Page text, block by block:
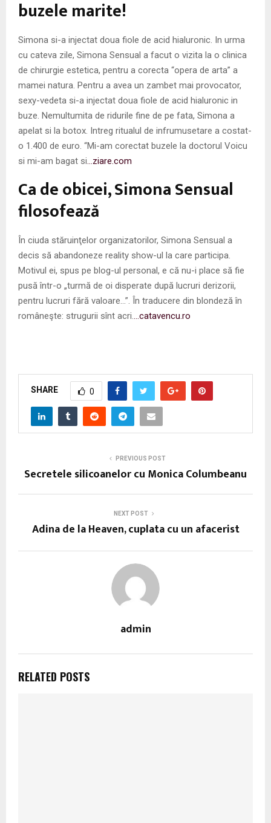
E
N
U
buzele marite!
Simona si-a injectat doua fiole de acid hialuronic. In urma
cu cateva zile, Simona Sensual a facut o vizita la o clinica
de chirurgie estetica, pentru a corecta “opera de arta” a
mamei natura. Pentru a avea un zambet mai provocator,
sexy-vedeta si-a injectat doua fiole de acid hialuronic in
buze. Nemultumita de ridurile fine de pe fata, Simona a
apelat si la botox. Intreg ritualul de infrumusetare a costat-
o 1.400 de euro. “Mi-am corectat buzele la doctorul Voicu
si mi-am bagat si …ziare.com
Ca de obicei, Simona Sensual
filosofează
În ciuda stăruinţelor organizatorilor, Simona Sensual a
decis să abandoneze reality show-ul la care participa.
Motivul ei, spus pe blog-ul personal, e că nu-i place să fie
pusă într-o „turmă de oi disperate după lucruri derizorii,
pentru lucruri fără valoare…”. În traducere din blondeză în
româneşte: strugurii sînt acri.
…catavencu.ro
SHARE 0
PREVIOUS POST
Secretele silicoanelor cu Monica Columbeanu
NEXT POST
Adina de la Heaven, cuplata cu un afacerist
admin
RELATED POSTS